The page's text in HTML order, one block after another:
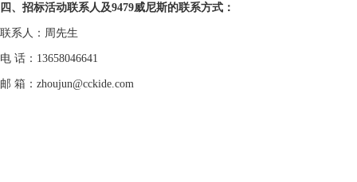
四、招标活动联系人及9479威尼斯的联系方式：
联系人：周先生
电 话： 13658046641
邮 箱： zhoujun@cckide.com